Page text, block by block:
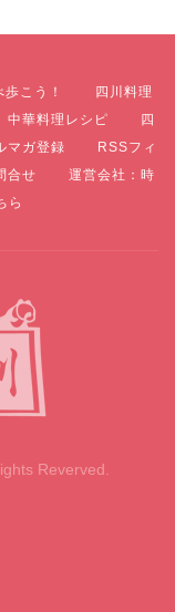
こう！
四川料理
中華料理レシピ
四
マガ登録
RSSフィ
合せ
運営会社：時
ら
Reverved.